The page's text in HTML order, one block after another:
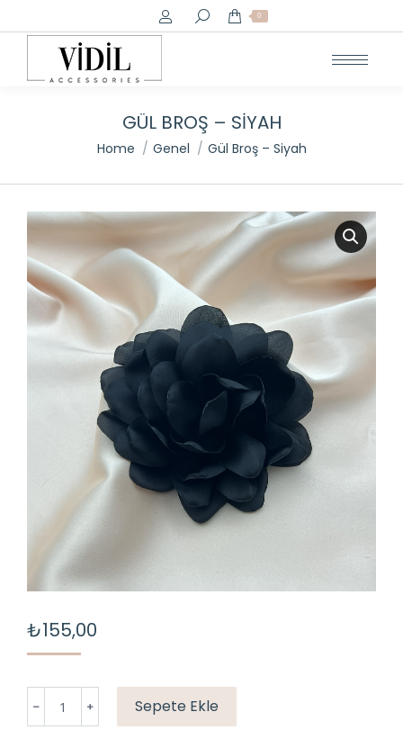
Search: 0
GÜL BROŞ – SIYAH
You are here:
Home Genel Gül Broş – Siyah
₺155,00
Sepete Ekle